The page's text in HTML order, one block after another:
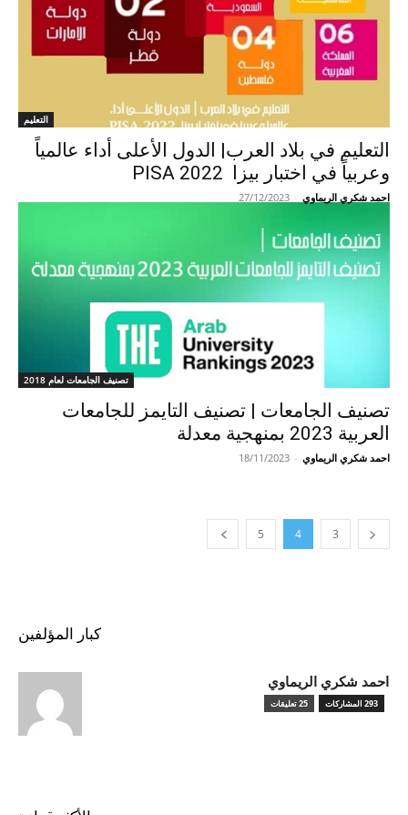
التعليم
التعليم في بلاد العرب| الدول الأعلى أداء عالمياً
وعربياً في اختبار بيزا 2022 PISA
احمد شكري الريماوي -
27/12/2023
تصنيف الجامعات لعام 2018
تصنيف الجامعات | تصنيف التايمز للجامعات
العربية 2023 بمنهجية معدلة
احمد شكري الريماوي -
18/11/2023
3
4
5
كبار المؤلفين
احمد شكري الريماوي
293 المشاركات 25 تعليقات